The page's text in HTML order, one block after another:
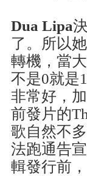
Dua Lipa
了。所以
轉機，當
不是0就是
非常好，
前發片的
歌自然不
法跑通告
輯發行前